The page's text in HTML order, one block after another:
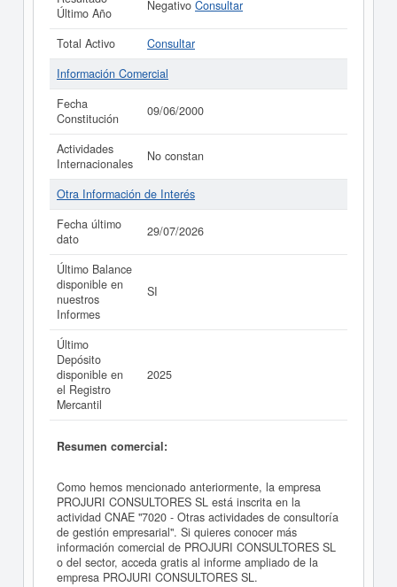
Último Año
Negativo Consultar
Total Activo
Consultar
Información Comercial
Fecha
Constitución
09/06/2000
Actividades
Internacionales
No constan
Otra Información de Interés
Fecha último
dato
29/07/2026
Último Balance
disponible en
nuestros
Informes
SI
Último
Depósito
disponible en
el Registro
Mercantil
2025
Resumen comercial:
Como hemos mencionado anteriormente, la empresa
PROJURI CONSULTORES SL está inscrita en la
actividad CNAE "7020 - Otras actividades de consultoría
de gestión empresarial". Si quieres conocer más
información comercial de PROJURI CONSULTORES SL
o del sector, acceda gratis al informe ampliado de la
empresa PROJURI CONSULTORES SL.